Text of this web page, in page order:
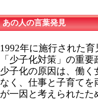
あの人の言葉発見
1992年に施行された
「少子化対策」の重
少子化の原因は、働
なく、仕事と子育て
が一因と考えられたた